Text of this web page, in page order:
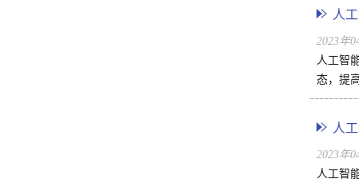
人
2023年
人工智
态，提
人
2023年
人工智